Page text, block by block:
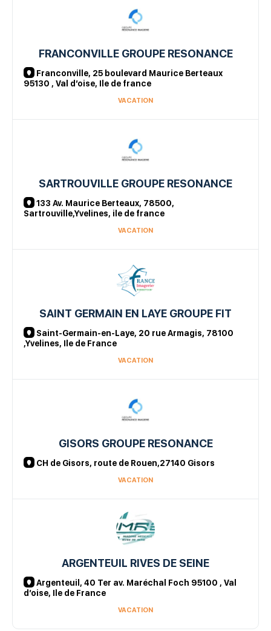
FRANCONVILLE GROUPE RESONANCE
Franconville, 25 boulevard Maurice Berteaux
95130 , Val d’oise, Ile de france
VACATION
SARTROUVILLE GROUPE RESONANCE
133 Av. Maurice Berteaux, 78500,
Sartrouville,Yvelines, ile de france
VACATION
SAINT GERMAIN EN LAYE GROUPE FIT
Saint-Germain-en-Laye, 20 rue Armagis, 78100
,Yvelines, Ile de France
VACATION
GISORS GROUPE RESONANCE
CH de Gisors, route de Rouen,27140 Gisors
VACATION
ARGENTEUIL RIVES DE SEINE
Argenteuil, 40 Ter av. Maréchal Foch 95100 , Val
d’oise, Ile de France
VACATION